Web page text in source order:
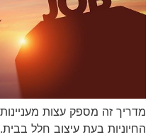
מדריך זה מספק עצות
החיוניות בעת עיצוב חלל